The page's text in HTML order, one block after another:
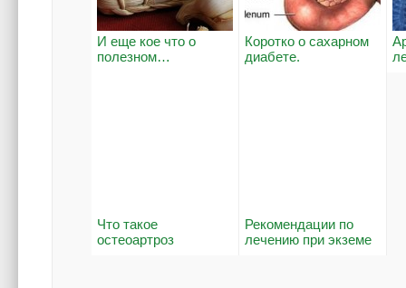
И еще кое что о
полезном…
Коротко о сахарном
диабете.
Что такое
остеоартроз
Рекомендации по
лечению при экземе